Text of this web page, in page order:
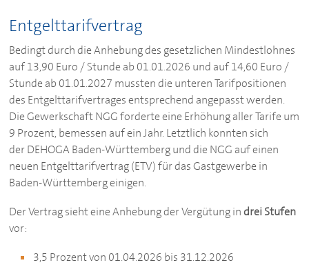
Entgelttarifvertrag
Bedingt durch die Anhebung des gesetzlichen Mindestlohnes
auf 13,90 Euro / Stunde ab 01.01.2026 und auf 14,60 Euro /
Stunde ab 01.01.2027 mussten die unteren Tarifpositionen
des Entgelttarifvertrages entsprechend angepasst werden.
Die Gewerkschaft NGG forderte eine Erhöhung aller Tarife um
9 Prozent, bemessen auf ein Jahr. Letztlich konnten sich
derDEHOGABaden-Württemberg und die NGG auf einen
neuen Entgelttarifvertrag (ETV) für das Gastgewerbe in
Baden-Württemberg einigen.
Der Vertrag sieht eine Anhebung der Vergütung indrei Stufen
vor:
3,5 Prozent von 01.04.2026 bis 31.12.2026